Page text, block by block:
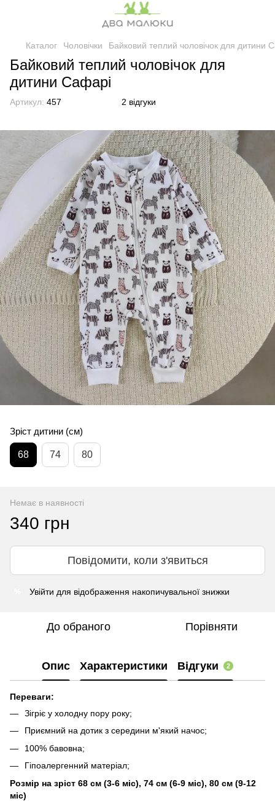
Каталог Чоловічки Байковий теплий чоловічок для дитини
Байковий теплий чоловічок для
дитини Сафарі
Артикул: 457 2 відгуки
Зріст дитини (см)
68 74 80
Немає в наявності
340 грн
Повідомити, коли з'явиться
Увійти для відображення накопичувальної знижки
До обраного Порівняти
Опис Характеристики Відгуки 2
Переваги:
Зігріє у холодну пору року;
Приємний на дотик з середини м'який начос;
100% бавовна;
Гіпоалергенний матеріал;
Розмір на зріст 68 см (3-6 міс), 74 см (6-9 міс), 80 см (9-12
міс)